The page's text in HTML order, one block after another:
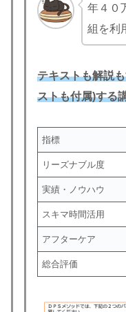
年４０
組を利
テキストも解説
ストも付属)する
指標
リーズナブル
実績・ノウハウ
スキマ時間活用
アフターケア
総合評価